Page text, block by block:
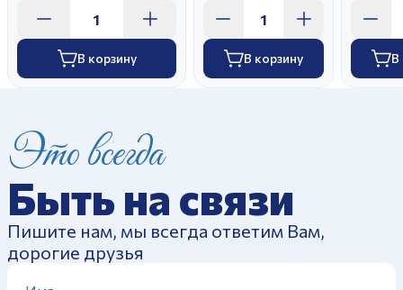
В корзину В корзину В
Это всегда
Быть на связи
Пишите нам, мы всегда ответим Вам,
дорогие друзья